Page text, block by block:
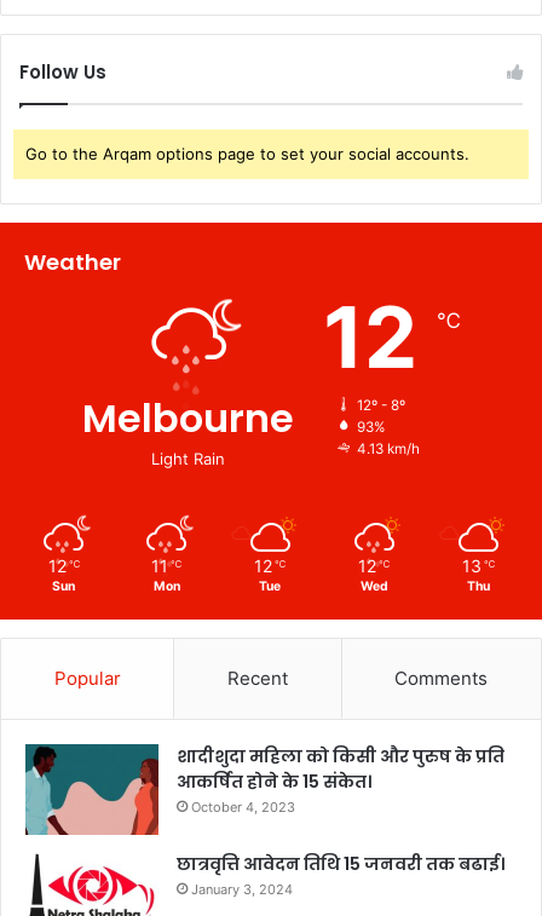
Follow Us
Go to the Arqam options page to set your social accounts.
Weather
Melbourne
Light Rain
12 ℃
12º - 8º
93%
4.13 km/h
12 ℃
Sun
11 ℃
Mon
12 ℃
Tue
12 ℃
Wed
13 ℃
Thu
Popular Recent Comments
शादीशुदा महिला को किसी और पुरुष के प्रति
आकर्षित होने के 15 संकेत।
October 4, 2023
छात्रवृत्ति आवेदन तिथि 15 जनवरी तक बढाई।
January 3, 2024